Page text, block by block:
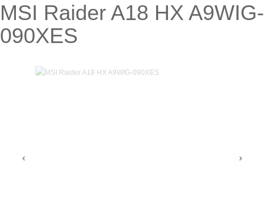
MSI Raider A18 HX A9WIG-
090XES